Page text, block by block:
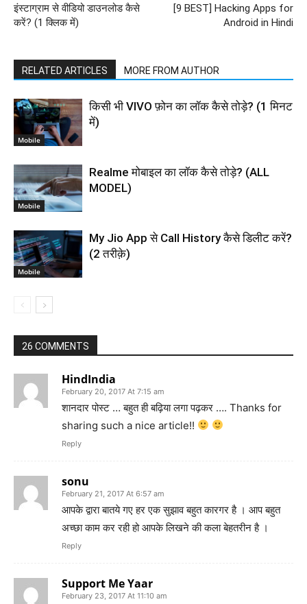
इंस्टाग्राम से वीडियो डाउनलोड कैसे
करें? (1 क्लिक में)
[9 BEST] Hacking Apps for
Android in Hindi
RELATED ARTICLES MORE FROM AUTHOR
Mobile
किसी भी VIVO फ़ोन का लॉक कैसे तोड़े? (1 मिनट
में)
Mobile
Realme मोबाइल का लॉक कैसे तोड़े? (ALL
MODEL)
Mobile
My Jio App से Call History कैसे डिलीट करें?
(2 तरीक़े)
26 COMMENTS
HindIndia
February 20, 2017 At 7:15 am
शानदार पोस्ट … बहुत ही बढ़िया लगा पढ़कर …. Thanks for
sharing such a nice article!!
Reply
sonu
February 21, 2017 At 6:57 am
आपके द्वारा बातये गए हर एक सुझाव बहुत कारगर है । आप बहुत
अच्छा काम कर रही हो आपके लिखने की कला बेहतरीन है ।
Reply
Support Me Yaar
February 23, 2017 At 11:10 am